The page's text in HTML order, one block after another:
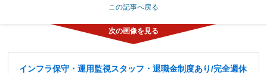
この記事へ戻る
インフラ保守・運用監視スタッフ・退職金制度あり/完全週休